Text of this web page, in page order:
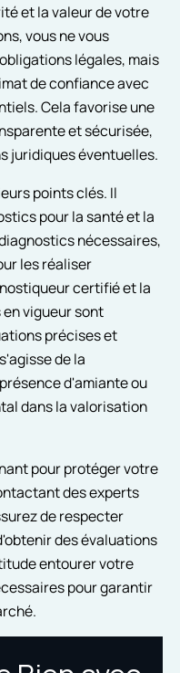
et la valeur de votre
vous ne vous
légales, mais
de confiance avec
Cela favorise une
et sécurisée,
juridiques éventuelles.
points clés. Il
pour la santé et la
nécessaires,
les réaliser
certifié et la
vigueur sont
précises et
de la
d'amiante ou
dans la valorisation
pour protéger votre
des experts
de respecter
des évaluations
entourer votre
pour garantir